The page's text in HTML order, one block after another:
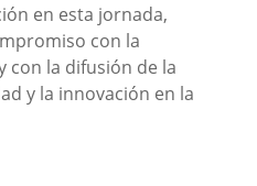
en esta jornada,
con la
con la difusión de la
y la innovación en la